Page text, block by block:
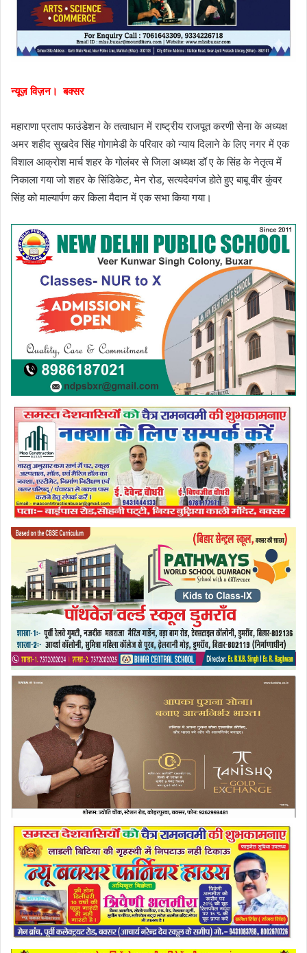
न्यूज़ विज़न। बक्सर
महाराणा प्रताप फाउंडेशन के तत्वाधान में राष्ट्रीय राजपूत करणी सेना के अध्यक्ष
अमर शहीद सुखदेव सिंह गोगामेडी के परिवार को न्याय दिलाने के लिए नगर में एक
विशाल आक्रोश मार्च शहर के गोलंबर से जिला अध्यक्ष डॉ ए के सिंह के नेतृत्व में
निकाला गया जो शहर के सिंडिकेट, मेन रोड, सत्यदेवगंज होते हुए बाबू वीर कुंवर
सिंह को माल्यार्पण कर किला मैदान में एक सभा किया गया।